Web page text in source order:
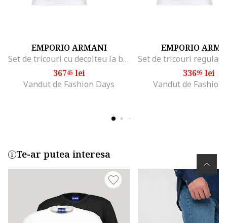
EMPORIO ARMANI
Set de tricouri cu decolteu la baza gatului - 2 piese, Alb/Albastru
36745lei
Vandut de Fashion Days
EMPORIO
33695lei
Vandut de Fashion
Te-ar putea interesa